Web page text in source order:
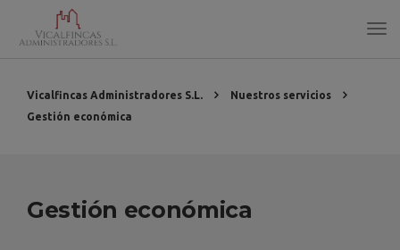
Vicalfincas Administradores S.L.
Nuestros servicios
Gestión económica
Gestión económica